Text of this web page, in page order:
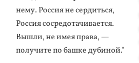
нему. Россия не сердиться,
Россия сосредотачивается.
Вышли, не имея права, —
получите по башке дубиной."